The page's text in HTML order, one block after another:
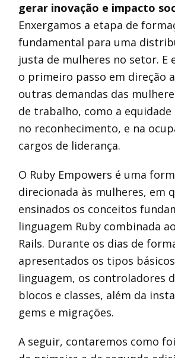
gerar inovação e impacto
Enxergamos a etapa de
fundamental para uma
justa de mulheres no setor. E
o primeiro passo em direção
outras demandas das
de trabalho, como a equidade
no reconhecimento, e na
cargos de liderança.
O Ruby Empowers é uma
direcionada às mulheres, em
ensinados os conceitos
linguagem Ruby combinada
Rails. Durante os dias de
apresentados os tipos
linguagem, os controladores
blocos e classes, além da
gems e migrações.
A seguir, contaremos como